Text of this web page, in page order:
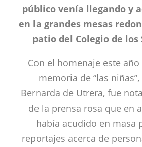
público venía llegando y
en la grandes mesas
patio del Colegio de los
Con el homenaje este
memoria de “las
Bernarda de Utrera, fue
de la prensa rosa que en
había acudido en masa
reportajes acerca de